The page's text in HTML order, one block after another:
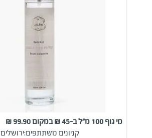
מי גוף 100 מ"ל ב-45 ₪ במקום 99.90 ₪
קניונים משתתפים:ירושלים